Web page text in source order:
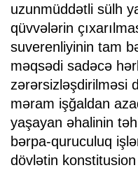
uzunmüddətli sülh
qüvvələrin
suverenliyinin tam
məqsədi sadəcə
zərərsizləşdirilməsi
məram işğaldan
yaşayan əhalinin
bərpa-quruculuq
dövlətin